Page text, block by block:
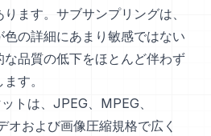
ます。サブサンプリングは、
の詳細にあまり敏感ではない
な品質の低下をほとんど伴わず
す。
トは、JPEG、MPEG、
および画像圧縮規格で広く